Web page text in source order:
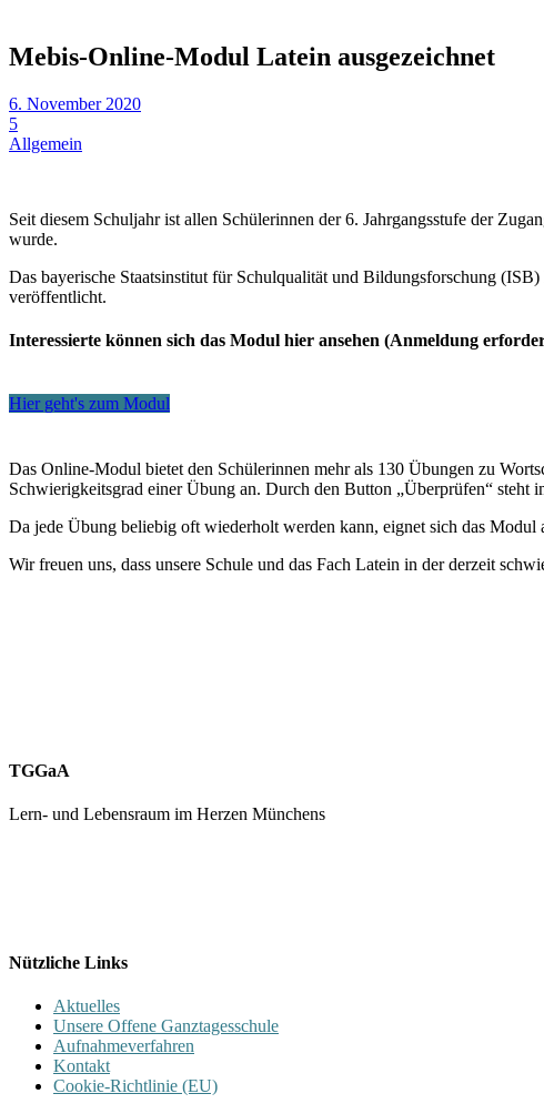
Mebis-Online-Modul Latein ausgezeichnet
6. November 2020
5
Allgemein
Seit diesem Schuljahr ist allen Schülerinnen der 6. Jahrgangsstufe der
wurde.
Das bayerische Staatsinstitut für Schulqualität und Bildungsforschung
veröffentlicht.
Interessierte können sich das Modul hier ansehen (Anmeldung
Hier geht's zum Modul
Das Online-Modul bietet den Schülerinnen mehr als 130 Übungen zu
Schwierigkeitsgrad einer Übung an. Durch den Button „Überprüfen“
Da jede Übung beliebig oft wiederholt werden kann, eignet sich das
Wir freuen uns, dass unsere Schule und das Fach Latein in der derzeit
TGGaA
Lern- und Lebensraum im Herzen Münchens
Nützliche Links
Aktuelles
Unsere Offene Ganztagesschule
Aufnahmeverfahren
Kontakt
Cookie-Richtlinie (EU)